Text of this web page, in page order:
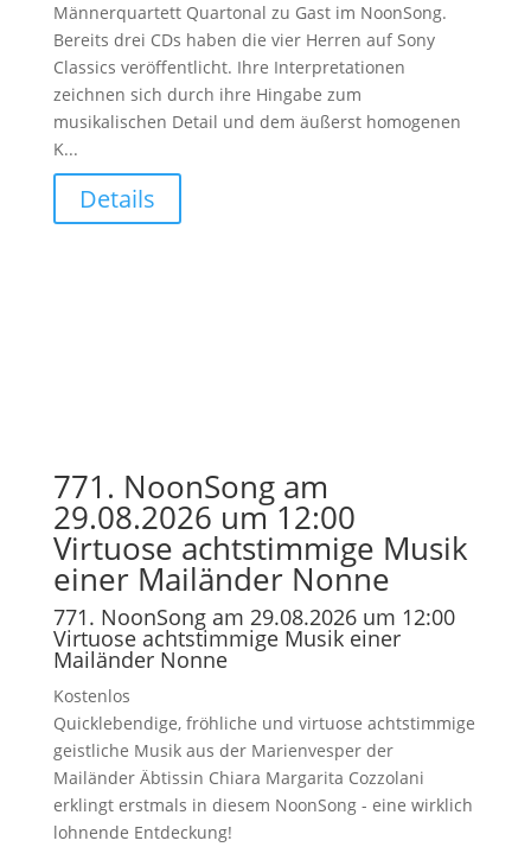
Männerquartett Quartonal zu Gast im NoonSong.
Bereits drei CDs haben die vier Herren auf Sony
Classics veröffentlicht. Ihre Interpretationen
zeichnen sich durch ihre Hingabe zum
musikalischen Detail und dem äußerst homogenen
K...
Details
771. NoonSong am
29.08.2026 um 12:00
Virtuose achtstimmige Musik
einer Mailänder Nonne
771. NoonSong am 29.08.2026 um 12:00
Virtuose achtstimmige Musik einer
Mailänder Nonne
Kostenlos
Quicklebendige, fröhliche und virtuose achtstimmige
geistliche Musik aus der Marienvesper der
Mailänder Äbtissin Chiara Margarita Cozzolani
erklingt erstmals in diesem NoonSong - eine wirklich
lohnende Entdeckung!